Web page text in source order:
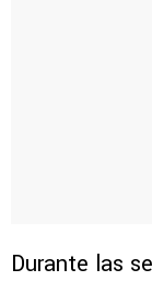
Durante las